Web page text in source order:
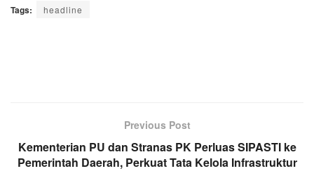
Tags: headline
Previous Post
Kementerian PU dan Stranas PK Perluas SIPASTI ke
Pemerintah Daerah, Perkuat Tata Kelola Infrastruktur